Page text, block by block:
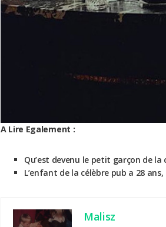
A Lire Egalement :
Qu’est devenu le petit garçon de la
L’enfant de la célèbre pub a 28
Malisz